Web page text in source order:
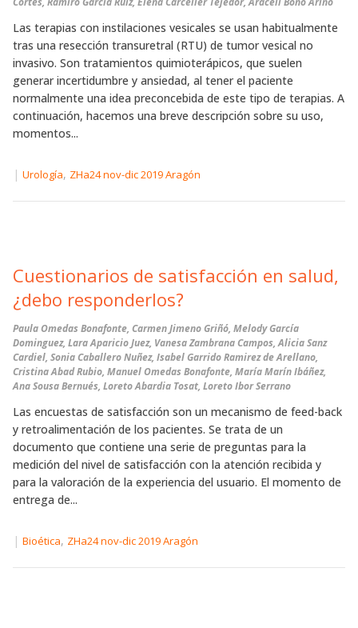
Las terapias con instilaciones vesicales se usan habitualmente
tras una resección transuretral (RTU) de tumor vesical no
invasivo. Son tratamientos quimioterápicos, que suelen
generar incertidumbre y ansiedad, al tener el paciente
normalmente una idea preconcebida de este tipo de terapias. A
continuación, hacemos una breve descripción sobre su uso,
momentos...
| Urología, ZHa24 nov-dic 2019 Aragón
Cuestionarios de satisfacción en salud,
¿debo responderlos?
Paula Omedas Bonafonte, Carmen Jimeno Griñó, Melody García
Dominguez, Lara Aparicio Juez, Vanesa Zambrana Campos, Alicia Sanz
Cardiel, Sonia Caballero Nuñez, Isabel Garrido Ramirez de Arellano,
Cristina Abad Rubio, Manuel Omedas Bonafonte, María Marín Ibáñez,
Ana Sousa Bernués, Loreto Abardia Tosat, Loreto Ibor Serrano
Las encuestas de satisfacción son un mecanismo de feed-back
y retroalimentación de los pacientes. Se trata de un
documento que contiene una serie de preguntas para la
medición del nivel de satisfacción con la atención recibida y
para la valoración de la experiencia del usuario. El momento de
entrega de...
| Bioética, ZHa24 nov-dic 2019 Aragón